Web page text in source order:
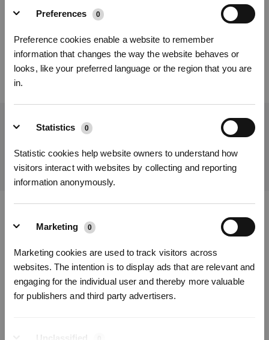
Preferences 0
Preference cookies enable a website to remember
information that changes the way the website behaves or
looks, like your preferred language or the region that you are
in.
Statistics 0
Statistic cookies help website owners to understand how
visitors interact with websites by collecting and reporting
information anonymously.
Marketing 0
Marketing cookies are used to track visitors across
websites. The intention is to display ads that are relevant and
engaging for the individual user and thereby more valuable
for publishers and third party advertisers.
OUI
Obtenez les dernières nouvelles d'ECOVACS
Télécharger l'application ECOVACS
PRODUITS
INNOVATION
Inscrivez-vous et recevez
S'INSCRIRE
* Les nouveaux inscrits peuvent utiliser 3000 points pour obtenir une réduction de 30